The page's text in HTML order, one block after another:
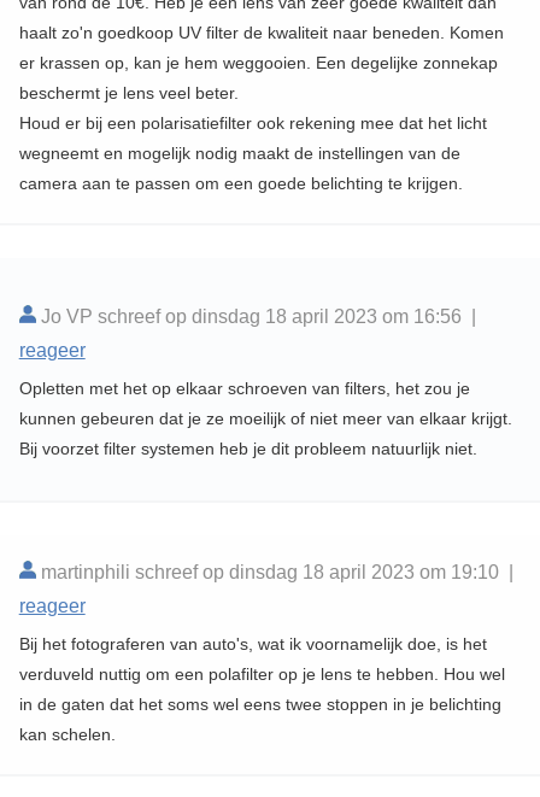
haalt zo'n goedkoop UV filter de kwaliteit naar beneden. Komen
er krassen op, kan je hem weggooien. Een degelijke zonnekap
beschermt je lens veel beter.
Houd er bij een polarisatiefilter ook rekening mee dat het licht
wegneemt en mogelijk nodig maakt de instellingen van de
camera aan te passen om een goede belichting te krijgen.
Jo VP schreef op dinsdag 18 april 2023 om 16:56 |
reageer
Opletten met het op elkaar schroeven van filters, het zou je
kunnen gebeuren dat je ze moeilijk of niet meer van elkaar krijgt.
Bij voorzet filter systemen heb je dit probleem natuurlijk niet.
martinphili schreef op dinsdag 18 april 2023 om 19:10 |
reageer
Bij het fotograferen van auto's, wat ik voornamelijk doe, is het
verduveld nuttig om een polafilter op je lens te hebben. Hou wel
in de gaten dat het soms wel eens twee stoppen in je belichting
kan schelen.